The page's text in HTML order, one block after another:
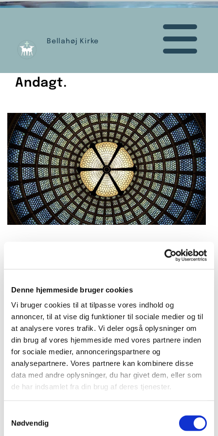
Denne hjemmeside bruger cookies
Vi bruger cookies til at tilpasse vores indhold og
annoncer, til at vise dig funktioner til sociale medier og til
at analysere vores trafik. Vi deler også oplysninger om
din brug af vores hjemmeside med vores partnere inden
for sociale medier, annonceringspartnere og
analysepartnere. Vores partnere kan kombinere disse
data med andre oplysninger, du har givet dem, eller som
de har indsamlet fra din brug af deres tjenester.
Nødvendig
Bellahøj Kirke
Andagt.
Tirsdag 8. december 2026, kl.
16:30
Bellahøj Kirke,
Frederikssundsvej 125A, 2700
Brønshøj
Peter Møller Jensen
Kort aftenandagt med salmer, refleksion